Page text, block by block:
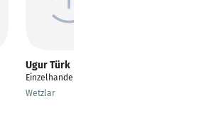
Ugur Türk
Einzelhandel
Wetzlar